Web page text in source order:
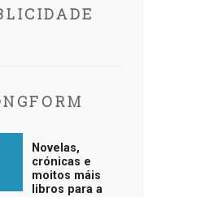
Novelas,
crónicas e
moitos máis
libros para a